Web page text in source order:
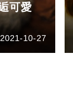
可愛
2021-10-27